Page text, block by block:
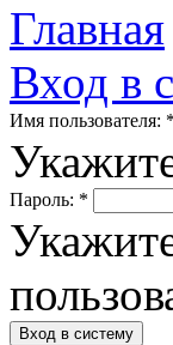
Главная
Вход в
Имя пользователя: *
Пароль: *
Вход в систему